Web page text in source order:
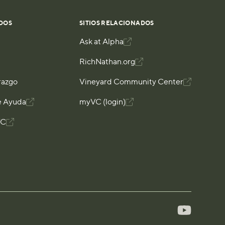
Ayuda

SITIOS RELACIONADOS
Ask at Alpha
RichNathan.org
Vineyard Community Center
myVC (login)